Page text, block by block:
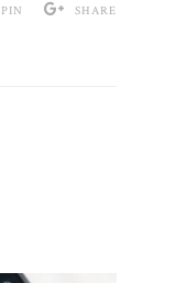
PIN SHARE